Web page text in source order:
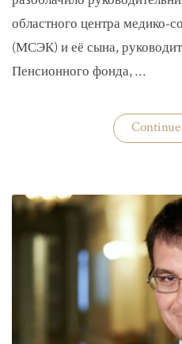
областного центра медико-
(МСЭК) и её сына,
Пенсионного фонда, …